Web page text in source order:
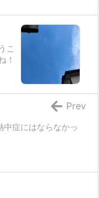
こ
！
中症にはならなかっ
Prev